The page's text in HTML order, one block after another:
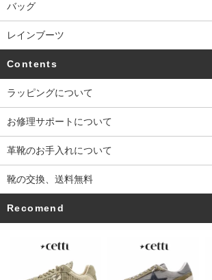
バッグ
レインブーツ
Contents
ラッピングについて
お修理サポートについて
革靴のお手入れについて
靴の交換、送料無料
Recomend